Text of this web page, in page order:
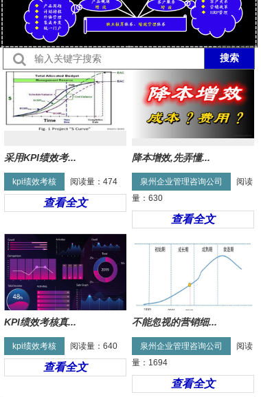
仓储
文化绩
降本增
联系我
采用KPI绩效考...
kpi绩效考核 阅读量：474
查看全文
降本增效,先弄懂...
泉州企业管理咨询公司
阅读
量：630
查看全文
KPI绩效考核真...
kpi绩效考核 阅读量：640
查看全文
不能忽视的营销细...
泉州企业管理咨询公司
阅读
量：1694
查看全文
搜索